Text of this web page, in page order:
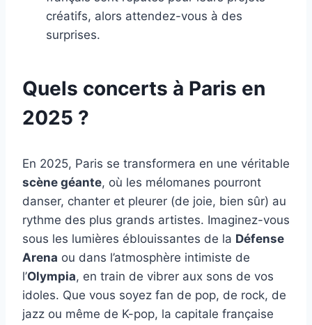
créatifs, alors attendez-vous à des
surprises.
Quels concerts à Paris en
2025 ?
En 2025, Paris se transformera en une véritable
scène géante, où les mélomanes pourront
danser, chanter et pleurer (de joie, bien sûr) au
rythme des plus grands artistes. Imaginez-vous
sous les lumières éblouissantes de la Défense
Arena ou dans l’atmosphère intimiste de
l’Olympia, en train de vibrer aux sons de vos
idoles. Que vous soyez fan de pop, de rock, de
jazz ou même de K-pop, la capitale française